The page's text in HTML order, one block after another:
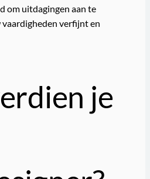
om uitdagingen aan te
verfijnt en
je